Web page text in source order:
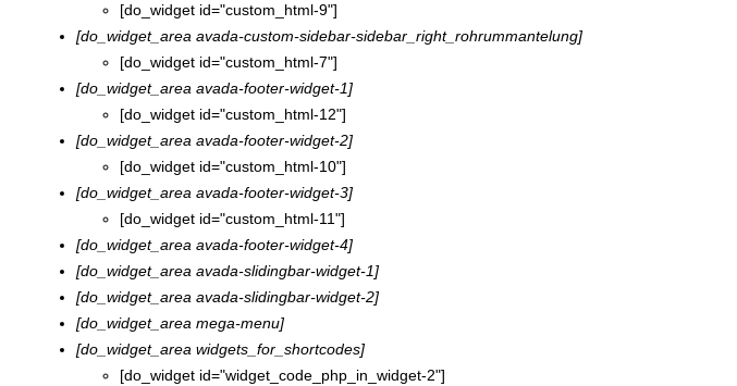
[do_widget id="custom_html-9"]
[do_widget_area avada-custom-sidebar-sidebar_right_rohrummantelung]
[do_widget id="custom_html-7"]
[do_widget_area avada-footer-widget-1]
[do_widget id="custom_html-12"]
[do_widget_area avada-footer-widget-2]
[do_widget id="custom_html-10"]
[do_widget_area avada-footer-widget-3]
[do_widget id="custom_html-11"]
[do_widget_area avada-footer-widget-4]
[do_widget_area avada-slidingbar-widget-1]
[do_widget_area avada-slidingbar-widget-2]
[do_widget_area mega-menu]
[do_widget_area widgets_for_shortcodes]
[do_widget id="widget_code_php_in_widget-2"]